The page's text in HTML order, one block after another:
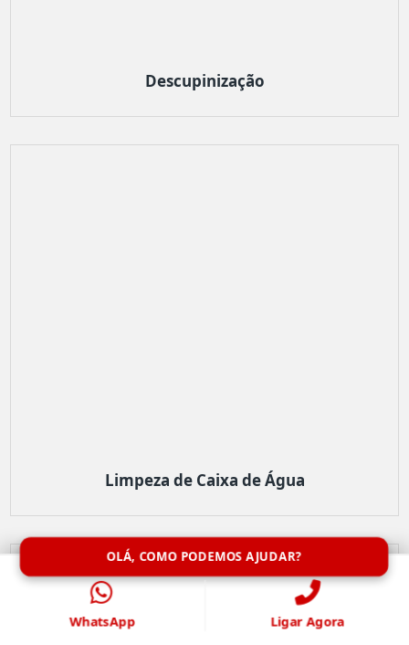
Descupinização
Limpeza de Caixa de Água
OLÁ, COMO PODEMOS AJUDAR?
WhatsApp Ligar Agora